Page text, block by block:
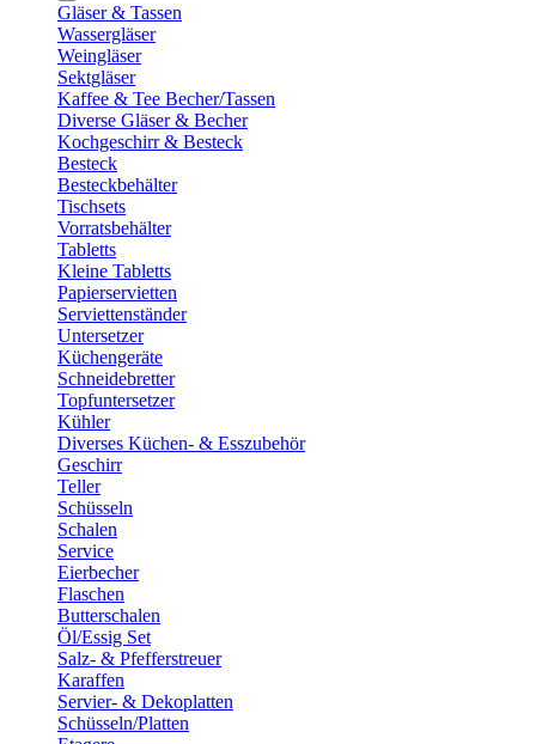
Gläser & Tassen
Wassergläser
Weingläser
Sektgläser
Kaffee & Tee Becher/Tassen
Diverse Gläser & Becher
Kochgeschirr & Besteck
Besteck
Besteckbehälter
Tischsets
Vorratsbehälter
Tabletts
Kleine Tabletts
Papierservietten
Serviettenständer
Untersetzer
Küchengeräte
Schneidebretter
Topfuntersetzer
Kühler
Diverses Küchen- & Esszubehör
Geschirr
Teller
Schüsseln
Schalen
Service
Eierbecher
Flaschen
Butterschalen
Öl/Essig Set
Salz- & Pfefferstreuer
Karaffen
Servier- & Dekoplatten
Schüsseln/Platten